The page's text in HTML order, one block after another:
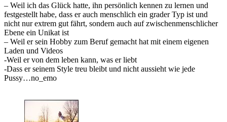
– Weil ich das Glück hatte, ihn persönlich kennen zu lernen und
festgestellt habe, dass er auch menschlich ein grader Typ ist und
nicht nur extrem gut fährt, sondern auch auf zwischenmenschlicher
Ebene ein Unikat ist
– Weil er sein Hobby zum Beruf gemacht hat mit einem eigenen
Laden und Videos
-Weil er von dem leben kann, was er liebt
-Dass er seinem Style treu bleibt und nicht aussieht wie jede
Pussy…no_emo